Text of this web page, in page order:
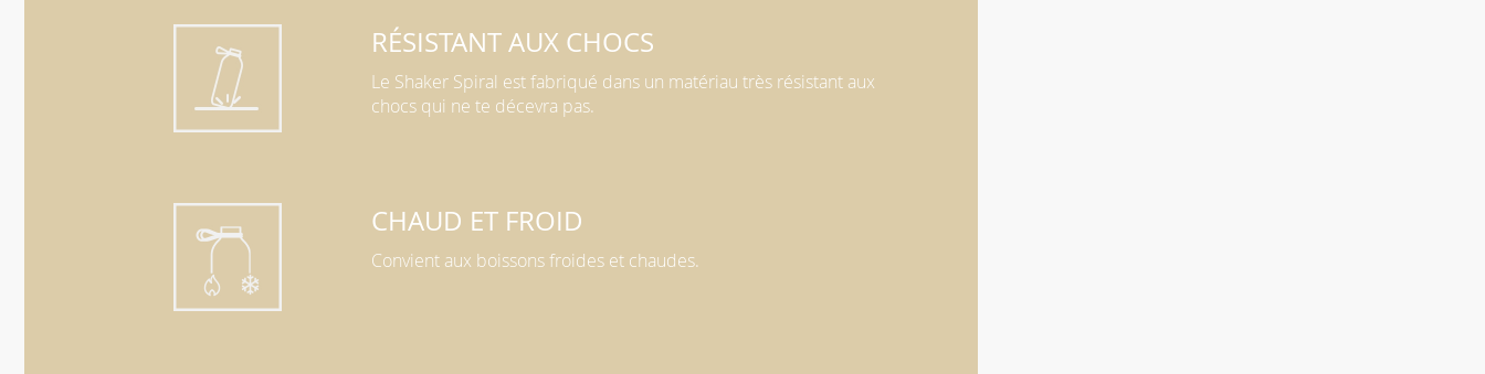
RÉSISTANT AUX CHOCS
Le Shaker Spiral est fabriqué dans un matériau très résistant aux
chocs qui ne te décevra pas.
CHAUD ET FROID
Convient aux boissons froides et chaudes.